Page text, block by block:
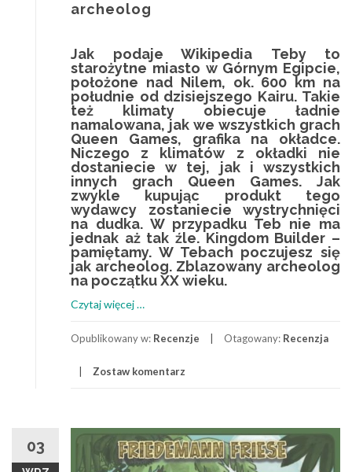
archeolog
Jak podaje Wikipedia Tebyto
starożytne miasto w Górnym Egipcie,
położone nad Nilem, ok. 600 km na
południe od dzisiejszego Kairu. Takie
też klimaty obiecuje ładnie
namalowana, jak we wszystkich grach
Queen Games, grafika na okładce.
Niczego z klimatów z okładki nie
dostaniecie w tej, jak i wszystkich
innych grach Queen Games. Jak
zwykle kupując produkt tego
wydawcy zostaniecie wystrychnięci
na dudka. W przypadku Teb nie ma
jednak aż tak źle. Kingdom Builder –
pamiętamy. W Tebach poczujesz się
jak archeolog. Zblazowany archeolog
na początku XX wieku.
Czytaj więcej
(Thebes)
zblazowany
…
Opublikowany w: Recenzje Otagowany: Recenzja
Zostaw komentarz
03